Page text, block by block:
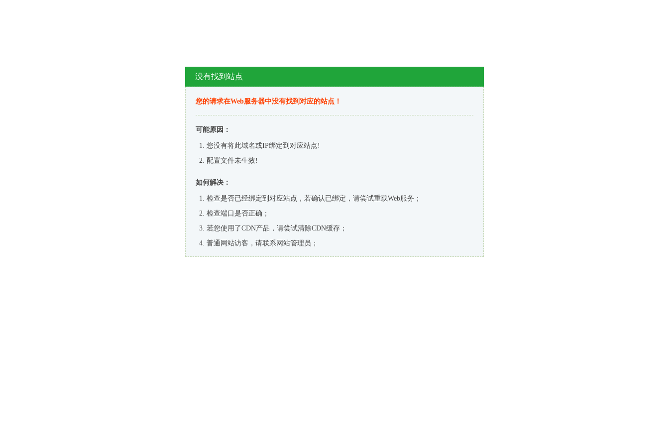
没有找到站点
您的请求在Web服务器中没有找到对应的站点！
可能原因：
您没有将此域名或IP绑定到对应站点!
配置文件未生效!
如何解决：
检查是否已经绑定到对应站点，若确认已绑定，请尝试重载Web服务；
检查端口是否正确；
若您使用了CDN产品，请尝试清除CDN缓存；
普通网站访客，请联系网站管理员；